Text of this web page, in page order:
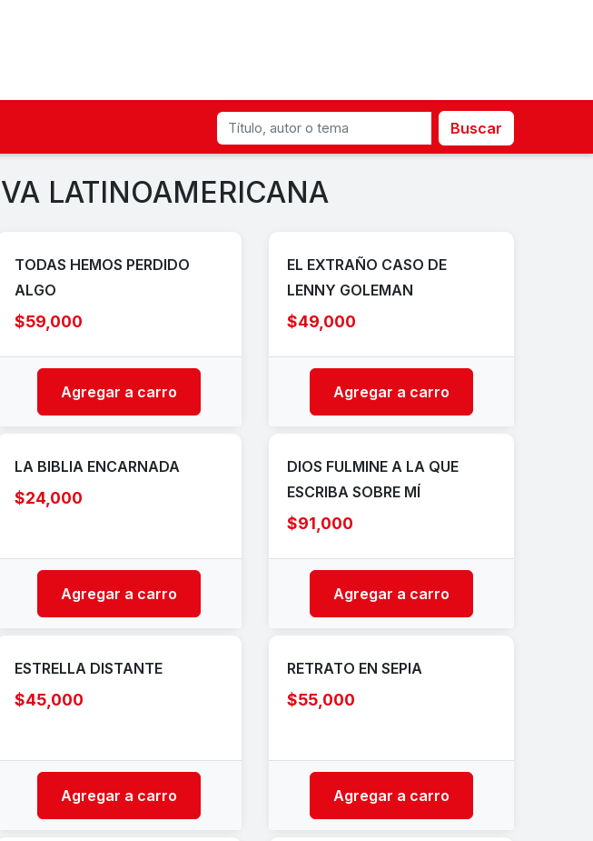
Buscar
LATINOAMERICANA
TODAS HEMOS PERDIDO
ALGO
$59,000
Agregar a carro
EL EXTRAÑO CASO DE
LENNY GOLEMAN
$49,000
Agregar a carro
LA BIBLIA ENCARNADA
$24,000
Agregar a carro
DIOS FULMINE A LA QUE
ESCRIBA SOBRE MÍ
$91,000
Agregar a carro
ESTRELLA DISTANTE
$45,000
Agregar a carro
RETRATO EN SEPIA
$55,000
Agregar a carro